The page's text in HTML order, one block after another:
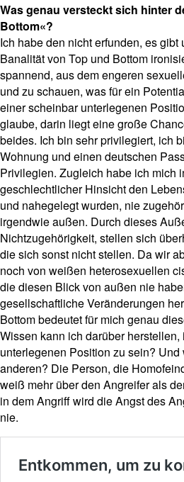
Was genau versteckt sich hinter
Bottom«?
Ich habe den nicht erfunden, es
Banalität von Top und Bottom
spannend, aus dem engeren
und zu schauen, was für ein
einer scheinbar unterlegenen
glaube, darin liegt eine große
beides. Ich bin sehr privilegiert, ich
Wohnung und einen deutschen
Privilegien. Zugleich habe ich mich
geschlechtlicher Hinsicht den
und nahegelegt wurden, nie
irgendwie außen. Durch dieses
Nichtzugehörigkeit, stellen sich
die sich sonst nicht stellen. Da wir
noch von weißen heterosexuellen
die diesen Blick von außen nie
gesellschaftliche Veränderungen
Bottom bedeutet für mich genau
Wissen kann ich darüber
unterlegenen Position zu sein?
anderen? Die Person, die
weiß mehr über den Angreifer als
in dem Angriff wird die Angst des
nie.